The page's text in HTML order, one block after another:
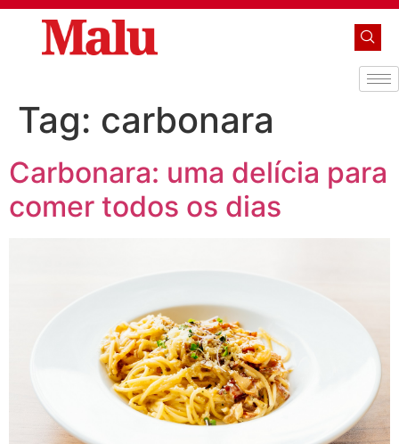
Tag: carbonara
Carbonara: uma delícia para
comer todos os dias